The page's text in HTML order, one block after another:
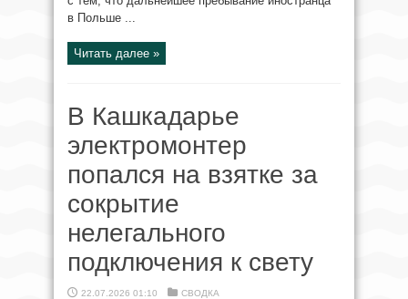
в Польше ...
Читать далее »
В Кашкадарье
электромонтер
попался на взятке за
сокрытие
нелегального
подключения к свету
22.07.2026 01:10 СВОДКА